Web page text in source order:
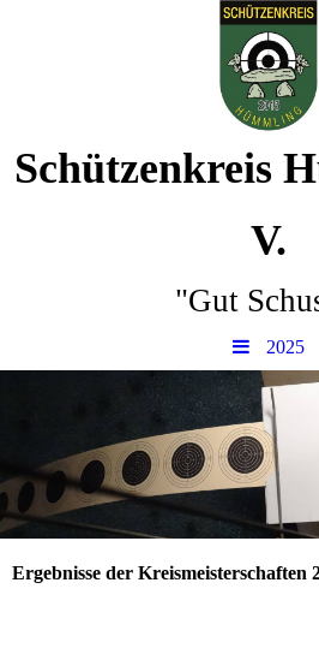
Schützenkreis
V.
"Gut
2025
Ergebnisse der Kreismeisterschaften